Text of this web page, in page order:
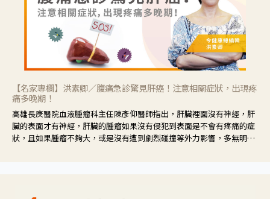
【名家專欄】洪素卿／腹痛急診驚見肝癌！注意相關症狀，出現疼
痛多晚期！
高雄長庚醫院血液腫瘤科主任陳彥仰醫師指出，肝臟裡面沒有神經，肝
臟的表面才有神經，肝臟的腫瘤如果沒有侵犯到表面是不會有疼痛的症
狀，且如果腫瘤不夠大，或是沒有遭到劇烈碰撞等外力影響，多無明顯